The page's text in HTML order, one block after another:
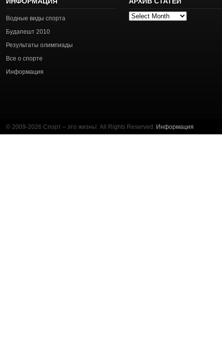
Водные виды спорта
Будапешт 2010
Результаты олимпиады
Все о спорте
Информация
Архив
© 2009-2026 Спорт – это жизнь!. All Rights Reserved. Информация